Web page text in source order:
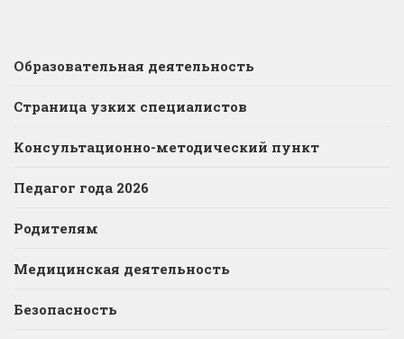
Образовательная деятельность
Страница узких специалистов
Консультационно-методический пункт
Педагог года 2026
Родителям
Медицинская деятельность
Безопасность